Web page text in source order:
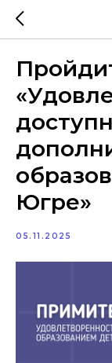
Югре»
05.11.2025